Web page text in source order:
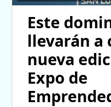
Este
llevarán a
nueva
Expo de